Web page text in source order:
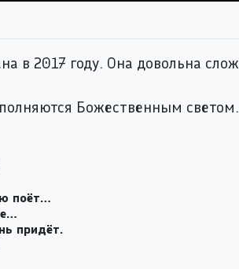
в 2017 году. Она довольна
Божественным
поёт…
придёт.